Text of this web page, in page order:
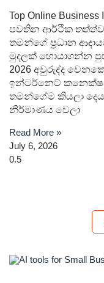
Top Online
පවතින ආර්ථික
තමන්ගේ ප්‍රධාන
මුදලක් හොයාගන්න
2026 අවුරුද්ද
ඉන්ටර්නෙට්
තමන්ගේම කියලා
නිර්මාණය වෙලා
Read More »
July 6, 2026